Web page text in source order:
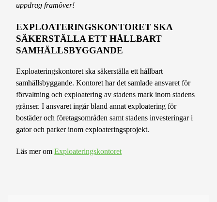
uppdrag framöver!
EXPLOATERINGSKONTORET SKA
SÄKERSTÄLLA ETT HÅLLBART
SAMHÄLLSBYGGANDE
Exploateringskontoret ska säkerställa ett hållbart
samhällsbyggande. Kontoret har det samlade ansvaret för
förvaltning och exploatering av stadens mark inom stadens
gränser. I ansvaret ingår bland annat exploatering för
bostäder och företagsområden samt stadens investeringar i
gator och parker inom exploateringsprojekt.
Läs mer omExploateringskontoret